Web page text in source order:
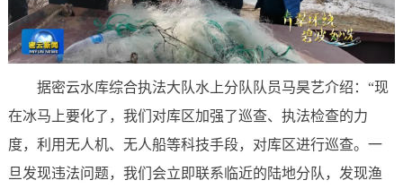
据密云水库综合执法大队水上分队队员马昊艺介绍：“现
在冰马上要化了，我们对库区加强了巡查、执法检查的力
度，利用无人机、无人船等科技手段，对库区进行巡查。一
旦发现违法问题，我们会立即联系临近的陆地分队，发现渔